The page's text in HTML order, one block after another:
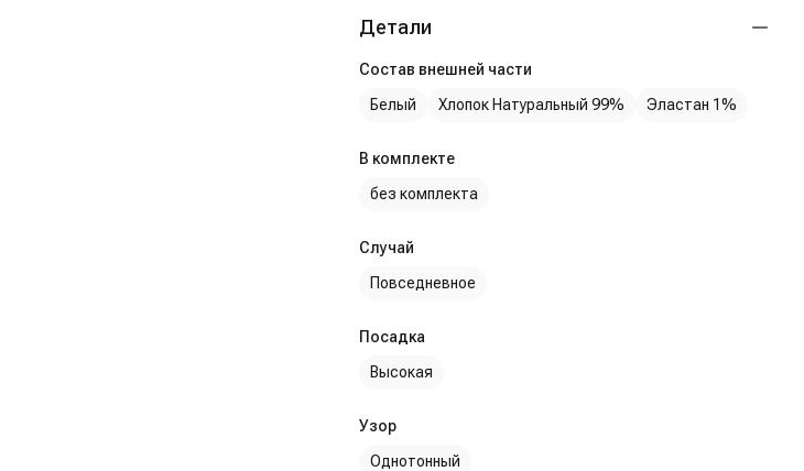
Детали
Состав внешней части
Белый
Хлопок Натуральный 99% Эластан 1%
В комплекте
без комплекта
Случай
Повседневное
Посадка
Высокая
Узор
Однотонный